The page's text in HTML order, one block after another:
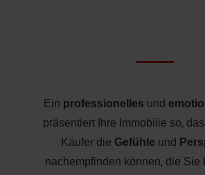
Ein professionelles und
präsentiert Ihre Immobilie so,
Käufer die Gefühle und
nachempfinden können, die Sie